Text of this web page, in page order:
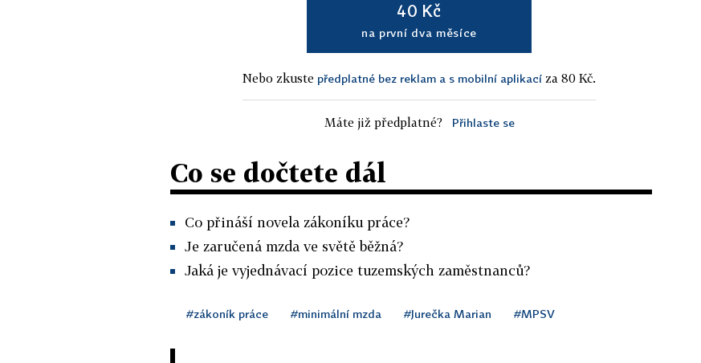
40 Kč
na první dva měsíce
Nebo zkuste předplatné bez reklam a s mobilní aplikací za 80 Kč.
Máte již předplatné? Přihlaste se
Co se dočtete dál
Co přináší novela zákoníku práce?
Je zaručená mzda ve světě běžná?
Jaká je vyjednávací pozice tuzemských zaměstnanců?
#zákoník práce #minimální mzda #Jurečka Marian #MPSV